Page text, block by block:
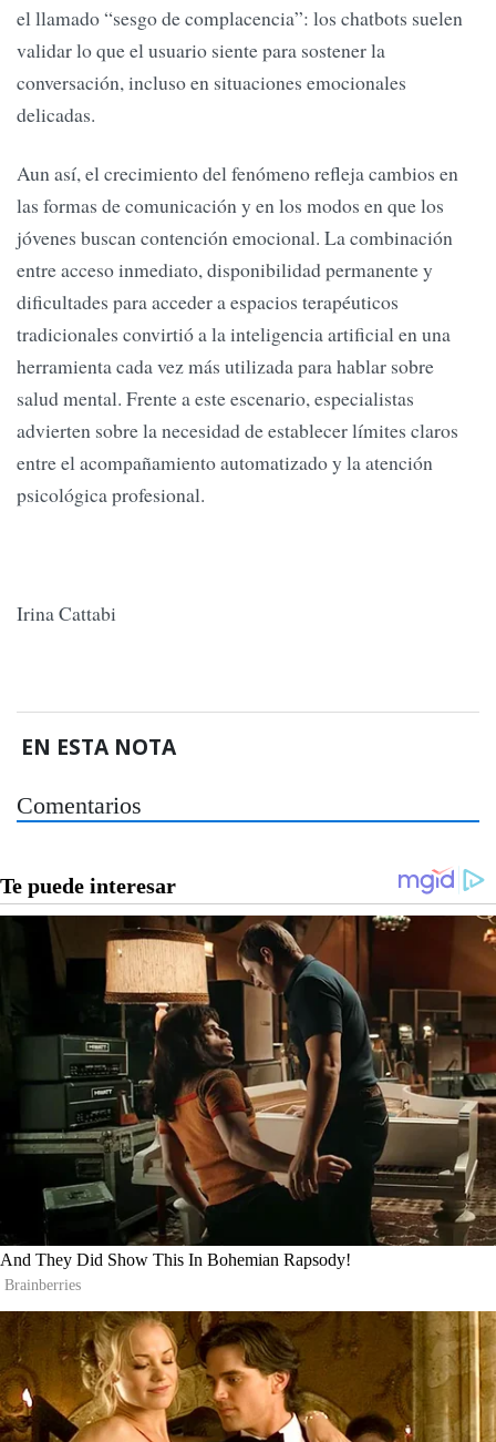
el llamado “sesgo de complacencia”: los chatbots suelen
validar lo que el usuario siente para sostener la
conversación, incluso en situaciones emocionales
delicadas.
Aun así, el crecimiento del fenómeno refleja cambios en
las formas de comunicación y en los modos en que los
jóvenes buscan contención emocional. La combinación
entre acceso inmediato, disponibilidad permanente y
dificultades para acceder a espacios terapéuticos
tradicionales convirtió a la inteligencia artificial en una
herramienta cada vez más utilizada para hablar sobre
salud mental. Frente a este escenario, especialistas
advierten sobre la necesidad de establecer límites claros
entre el acompañamiento automatizado y la atención
psicológica profesional.
Irina Cattabi
EN ESTA NOTA
Comentarios